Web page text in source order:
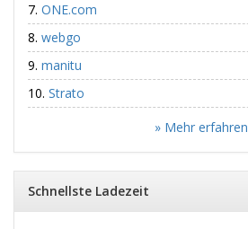
ONE.com
webgo
manitu
Strato
» Mehr erfahren
Schnellste Ladezeit